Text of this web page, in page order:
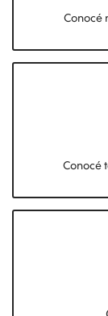
Conocé
Conocé